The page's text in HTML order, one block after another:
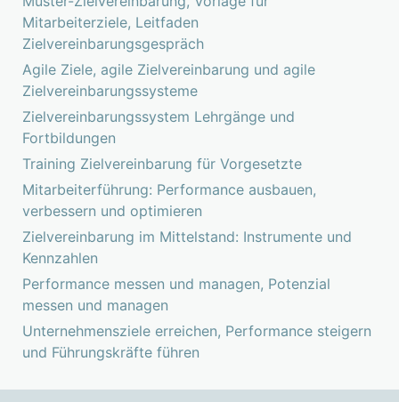
Mitarbeiterziele, Leitfaden
Zielvereinbarungsgespräch
Agile Ziele, agile Zielvereinbarung und agile
Zielvereinbarungssysteme
Zielvereinbarungssystem Lehrgänge und
Fortbildungen
Training Zielvereinbarung für Vorgesetzte
Mitarbeiterführung: Performance ausbauen,
verbessern und optimieren
Zielvereinbarung im Mittelstand: Instrumente und
Kennzahlen
Performance messen und managen, Potenzial
messen und managen
Unternehmensziele erreichen, Performance steigern
und Führungskräfte führen